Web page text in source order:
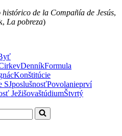
de la Compañía de Jesús,
La pobreza)
DenníkFormula
Konštitúcie
SJposlušnosťPovolanieprví
JežišovaštúdiumŠtvrtý